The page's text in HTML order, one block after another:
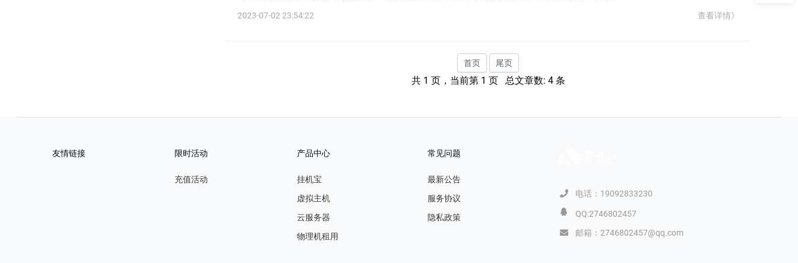
2023-07-02 23:54:22 查看详情》
首页 尾页
共 1 页，当前第 1 页 总文章数: 4 条
友情链接 限时活动
充值活动
产品中心
挂机宝
虚拟主机
云服务器
物理机租用
常见问题
最新公告
服务协议
隐私政策
电话：19092833230
QQ:2746802457
邮箱：2746802457@qq.com